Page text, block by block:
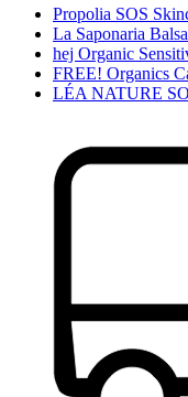
Propolia SOS
La Saponaria
hej Organic
FREE! Organics
LÉA NATURE